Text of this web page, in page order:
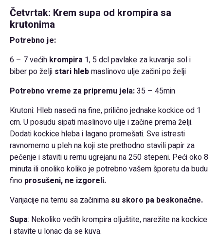
Četvrtak: Krem supa od krompira sa
krutonima
Potrebno je:
6 – 7 većih krompira 1, 5 dcl pavlake za kuvanje sol i
biber po želji stari hlebmaslinovo ulje začini po želji
Potrebno vreme za pripremu jela:35 – 45min
Krutoni: Hleb naseći na fine, prilično jednake kockice od 1
cm. U posudu sipati maslinovo ulje i začine prema želji.
Dodati kockice hleba i lagano promešati. Sve istresti
ravnomerno u pleh na koji ste prethodno stavili papir za
pečenje i staviti u rernu ugrejanu na 250 stepeni. Peći oko 8
minuta ili onoliko koliko je potrebno vašem šporetu da budu
fino prosušeni, ne izgoreli.
Varijacije na temu sa začinima su skoro pa beskonačne.
Supa: Nekoliko većih krompira oljuštite, narežite na kockice
i stavite u lonac da se kuva.